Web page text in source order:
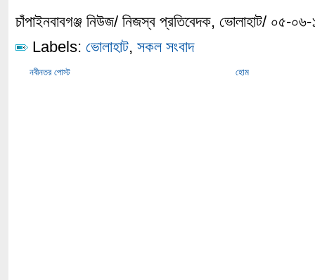
চাঁপাইনবাবগঞ্জ নিউজ/ নিজস্ব প্রতিবেদক, ভোলাহাট/ ০৫-
Labels: ভোলাহাট, সকল সংবাদ
নবীনতর পোস্ট হোম